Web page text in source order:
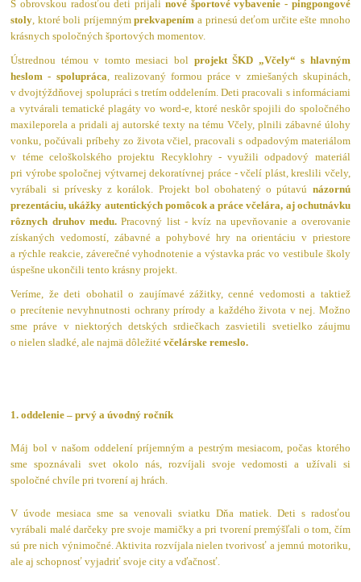
S obrovskou radosťou deti prijali nové športové vybavenie - pingpongové
stoly, ktoré boli príjemnýmprekvapením a prinesú deťom určite ešte mnoho
krásnych spoločných športových momentov.
Ústrednou témou v tomto mesiaci bol projekt ŠKD „Včely“ s hlavným
heslom - spolupráca, realizovaný formou práce v zmiešaných skupinách,
v dvojtýždňovej spolupráci s tretím oddelením. Deti pracovali s informáciami
a vytvárali tematické plagáty vo word-e, ktoré neskôr spojili do spoločného
maxileporela a pridali aj autorské texty na tému Včely, plnili zábavné úlohy
vonku, počúvali príbehy zo života včiel, pracovali s odpadovým materiálom
v téme celoškolského projektu Recyklohry - využili odpadový materiál
pri výrobe spoločnej výtvarnej dekoratívnej práce - včelí plást, kreslili včely,
vyrábali si prívesky z korálok. Projekt bol obohatený o pútavú názornú
prezentáciu, ukážky autentických pomôcok a práce včelára, aj ochutnávku
rôznych druhov medu. Pracovný list - kvíz na upevňovanie a overovanie
získaných vedomostí, zábavné a pohybové hry na orientáciu v priestore
a rýchle reakcie, záverečné vyhodnotenie a výstavka prác vo vestibule školy
úspešne ukončili tento krásny projekt.
Veríme, že deti obohatil o zaujímavé zážitky, cenné vedomosti a taktiež
o precítenie nevyhnutnosti ochrany prírody a každého života v nej. Možno
sme práve v niektorých detských srdiečkach zasvietili svetielko záujmu
o nielen sladké, ale najmä dôležitévčelárske remeslo.
1. oddelenie – prvý a úvodný ročník
Máj bol v našom oddelení príjemným a pestrým mesiacom, počas ktorého
sme spoznávali svet okolo nás, rozvíjali svoje vedomosti a užívali si
spoločné chvíle pri tvorení aj hrách.
V úvode mesiaca sme sa venovali sviatku Dňa matiek. Deti s radosťou
vyrábali malé darčeky pre svoje mamičky a pri tvorení premýšľali o tom, čím
sú pre nich výnimočné. Aktivita rozvíjala nielen tvorivosť a jemnú motoriku,
ale aj schopnosť vyjadriť svoje city a vďačnosť.